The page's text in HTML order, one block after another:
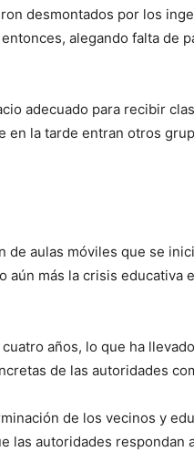
desmontados por los
alegando falta de
adecuado para recibir
en la tarde entran otros
de aulas móviles que se
aún más la crisis educativa
años, lo que ha
de las autoridades
de los vecinos y
las autoridades respondan